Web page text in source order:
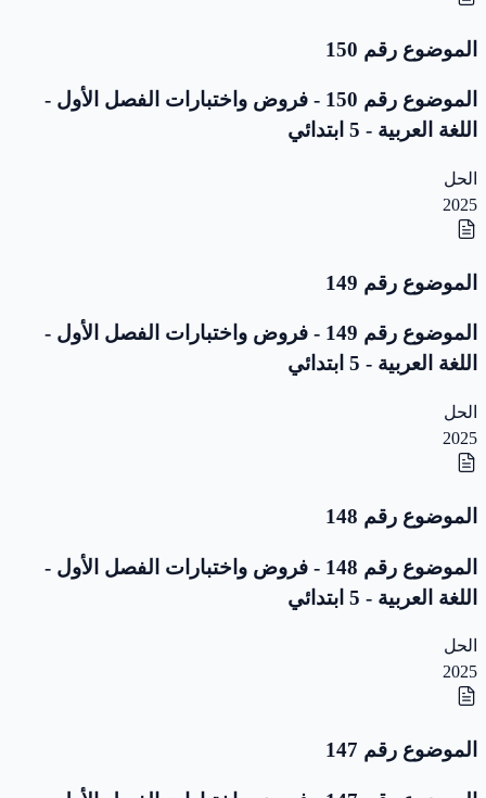
الموضوع رقم 150
الموضوع رقم 150 - فروض واختبارات الفصل الأول -
اللغة العربية - 5 ابتدائي
الحل
2025
الموضوع رقم 149
الموضوع رقم 149 - فروض واختبارات الفصل الأول -
اللغة العربية - 5 ابتدائي
الحل
2025
الموضوع رقم 148
الموضوع رقم 148 - فروض واختبارات الفصل الأول -
اللغة العربية - 5 ابتدائي
الحل
2025
الموضوع رقم 147